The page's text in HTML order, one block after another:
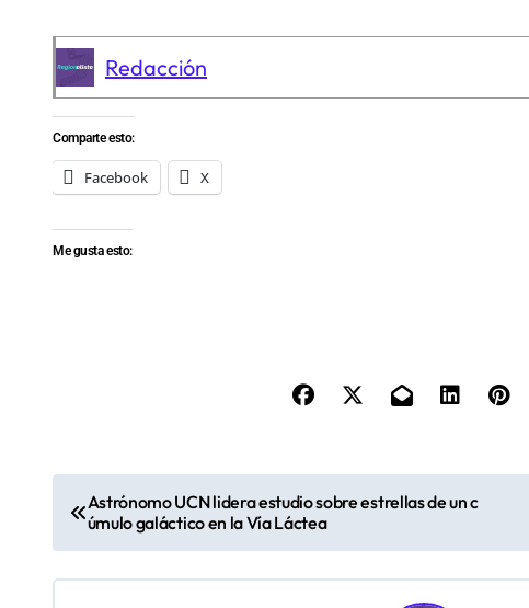
Redacción
Comparte esto:
Facebook X
Me gusta esto:
a
v
Astrónomo UCN lidera estudio sobre estrellas de un c
úmulo galáctico en la Vía Láctea